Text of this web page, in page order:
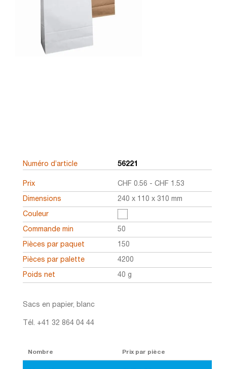
Numéro d’article 56221
Prix CHF 0.56 - CHF 1.53
Dimensions 240 x 110 x 310 mm
Couleur
Commande min 50
Pièces par paquet 150
Pièces par palette 4200
Poids net 40 g
Sacs en papier, blanc
Tél. +41 32 864 04 44
Nombre Prix par pièce